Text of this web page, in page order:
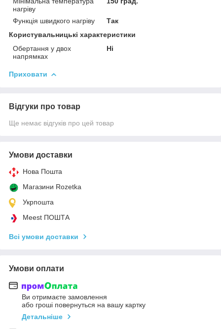
нагріву
Функція швидкого нагріву
Так
Користувальницькі характеристики
Обертання у двох
напрямках
Ні
Приховати
Відгуки про товар
Ще немає відгуків про цей товар
Умови доставки
Нова Пошта
Магазини Rozetka
Укрпошта
Meest ПОШТА
Всі умови доставки
Умови оплати
Ви отримаєте замовлення
або гроші повернуться на вашу картку
Детальніше